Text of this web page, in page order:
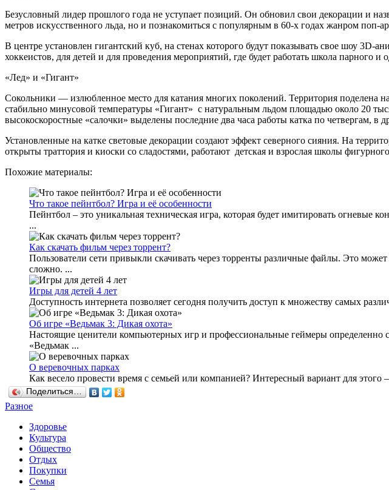
Безусловный лидер прошлого года не уступает позиций. Он обновил свои декорации и
метров искусственного льда, но и познакомиться с популярным в 60-х годах жанром
В центре установлен гигантский куб, на стенах которого будут показывать свое шоу
хоккеистов, для детей и для проведения мероприятий, где будет работать школа парного
«Лед» и «Гигант»
Сокольники — излюбленное место для катания многих поколений. Территория поделена
стабильно минусовой температуры «Гигант» с натуральным льдом площадью около 20
высокоскоростные «салочки» выделены последние два часа работы катка по четвергам, в
Установленные на катке световые декорации создают эффект северного сияния. На
открыты траттория и киоски со сладостями, работают детская и взрослая школы
Похожие материалы:
Что такое пейнтбол? Игра и её особенности
Пейнтбол – это уникальная техническая игра, которая будет имитировать огневые
...
Как скачать фильм через торрент?
Пользователи сети привыкли скачивать через торренты различные файлы. Это
сложно. ...
Игры для детей 4 лет
Доступность интернета позволяет сегодня получить доступ к множеству самых
Об игре «Ведьмак 3: Дикая охота»
Настоящие ценители компьютерных игр и профессиональные геймеры определенно
«Ведьмак ...
О веревочных парках
Как весело провести время с семьей или компанией? Интересный вариант для
Поделиться…
Разное
Здоровье
Культура
Общество
Отдых
Покупки
Семья